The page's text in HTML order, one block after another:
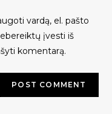
vardą, el. pašto
įvesti iš
komentarą.